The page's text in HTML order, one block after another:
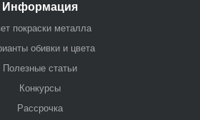
Информация
покраски металла
обивки и цвета
Полезные статьи
Конкурсы
Рассрочка